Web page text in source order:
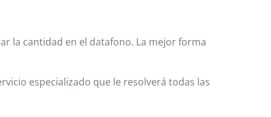
la cantidad en el datafono. La mejor forma
especializado que le resolverá todas las